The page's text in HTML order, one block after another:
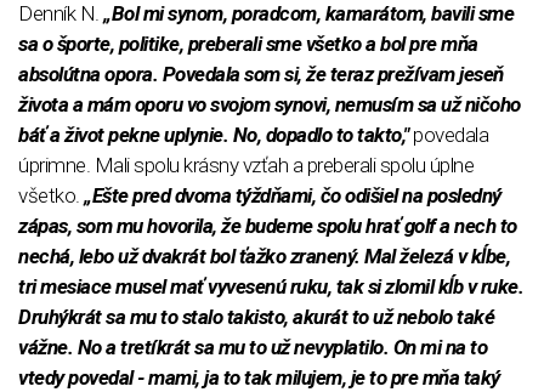
Denník N. „Bol mi synom, poradcom, kamarátom, bavili sme
sa o športe, politike, preberali sme všetko a bol pre mňa
absolútna opora. Povedala som si, že teraz prežívam jeseň
života a mám oporu vo svojom synovi, nemusím sa už ničoho
báť a život pekne uplynie. No, dopadlo to takto,"povedala
úprimne. Mali spolu krásny vzťah a preberali spolu úplne
všetko. „Ešte pred dvoma týždňami, čo odišiel na posledný
zápas, som mu hovorila, že budeme spolu hrať golf a nech to
nechá, lebo už dvakrát bol ťažko zranený. Mal železá v kĺbe,
tri mesiace musel mať vyvesenú ruku, tak si zlomil kĺb v ruke.
Druhýkrát sa mu to stalo takisto, akurát to už nebolo také
vážne. No a tretíkrát sa mu to už nevyplatilo. On mi na to
vtedy povedal - mami, ja to tak milujem, je to pre mňa taký